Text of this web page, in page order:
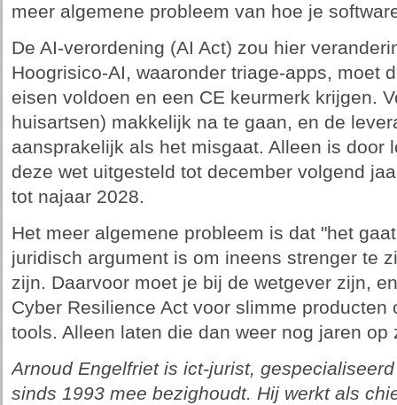
meer algemene probleem van hoe je
De AI-verordening (AI Act) zou hier
Hoogrisico-AI, waaronder triage-apps, moet
eisen voldoen en een CE keurmerk krijgen.
huisartsen) makkelijk na te gaan, en de
aansprakelijk als het misgaat. Alleen is door
deze wet uitgesteld tot december volgend
tot najaar 2028.
Het meer algemene probleem is dat "het
juridisch argument is om ineens strenger te
zijn. Daarvoor moet je bij de wetgever zijn,
Cyber Resilience Act voor slimme producten
tools. Alleen laten die dan weer nog jaren op
Arnoud Engelfriet is ict-jurist,
sinds 1993 mee bezighoudt. Hij werkt als